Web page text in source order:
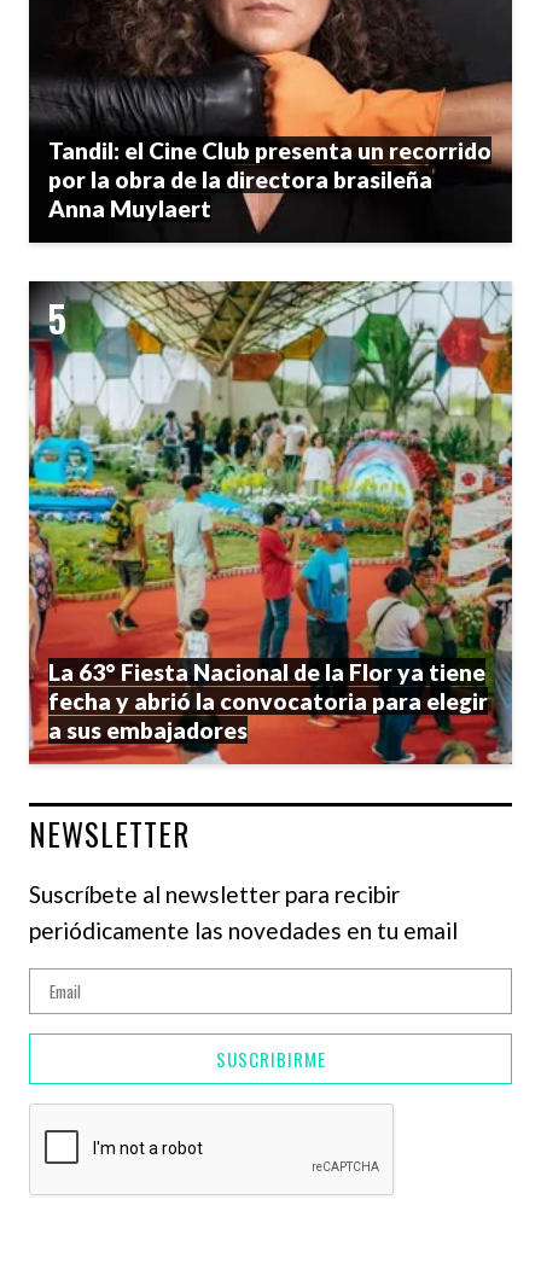
Tandil: el Cine Club presenta un recorrido
por la obra de la directora brasileña
Anna Muylaert
La 63° Fiesta Nacional de la Flor ya tiene
fecha y abrió la convocatoria para elegir
a sus embajadores
NEWSLETTER
Suscríbete al newsletter para recibir
periódicamente las novedades en tu email
SUSCRIBIRME